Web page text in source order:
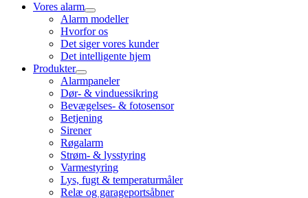
Vores alarm
Alarm modeller
Hvorfor os
Det siger vores kunder
Det intelligente hjem
Produkter
Alarmpaneler
Dør- & vinduessikring
Bevægelses- & fotosensor
Betjening
Sirener
Røgalarm
Strøm- & lysstyring
Varmestyring
Lys, fugt & temperaturmåler
Relæ og garageportsåbner